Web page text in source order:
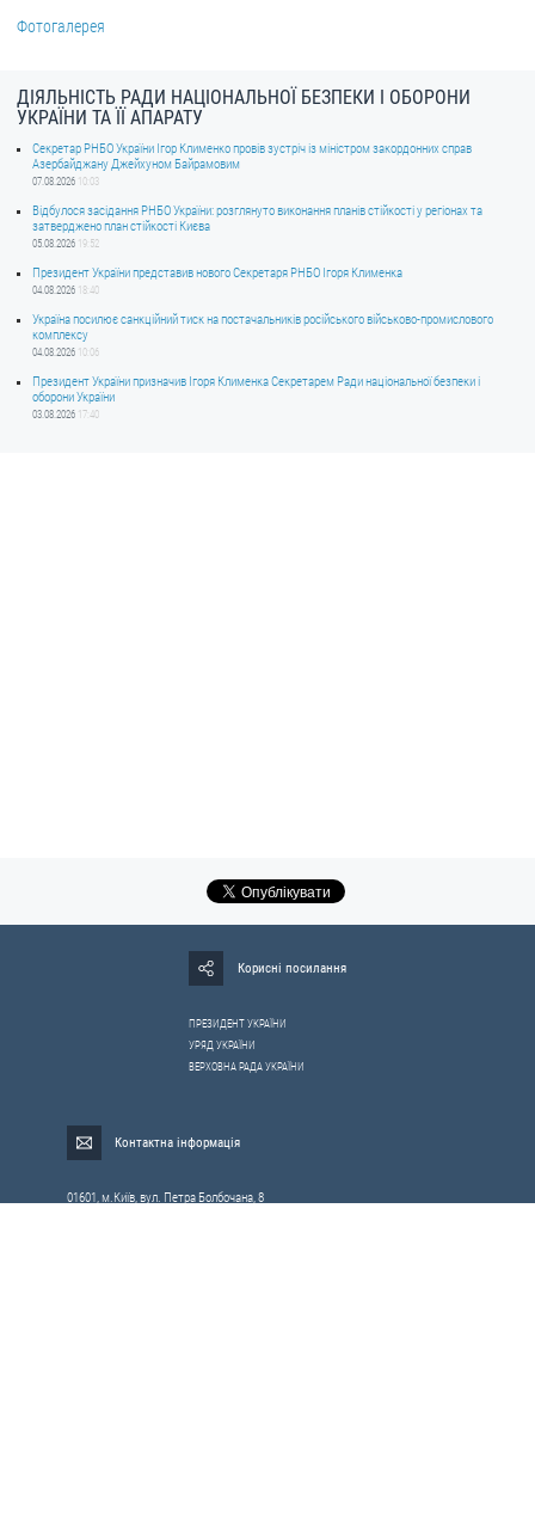
Фотогалерея
ДІЯЛЬНІСТЬ РАДИ НАЦІОНАЛЬНОЇ БЕЗПЕКИ І ОБОРОНИ
УКРАЇНИ ТА ЇЇ АПАРАТУ
Секретар РНБО України Ігор Клименко провів зустріч із міністром закордонних справ
Азербайджану Джейхуном Байрамовим
07.08.2026 10:03
Відбулося засідання РНБО України: розглянуто виконання планів стійкості у регіонах та
затверджено план стійкості Києва
05.08.2026 19:52
Президент України представив нового Секретаря РНБО Ігоря Клименка
04.08.2026 18:40
Україна посилює санкційний тиск на постачальників російського військово-промислового
комплексу
04.08.2026 10:06
Президент України призначив Ігоря Клименка Секретарем Ради національної безпеки і
оборони України
03.08.2026 17:40
Корисні посилання
ПРЕЗИДЕНТ УКРАЇНИ
УРЯД УКРАЇНИ
ВЕРХОВНА РАДА УКРАЇНИ
Контактна інформація
01601, м.Київ, вул. Петра Болбочана, 8